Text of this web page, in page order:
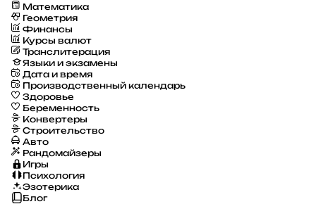
Математика
Геометрия
Финансы
Курсы валют
Транслитерация
Языки и экзамены
Дата и время
Производственный календарь
Здоровье
Беременность
Конвертеры
Строительство
Авто
Рандомайзеры
Игры
Психология
Эзотерика
Блог